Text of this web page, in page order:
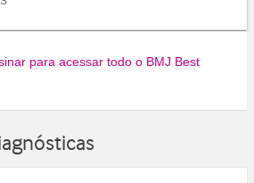
para acessar todo o BMJ Best